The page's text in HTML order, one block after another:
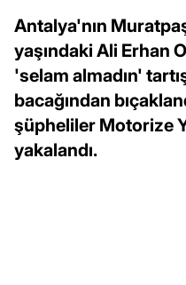
Antalya'nın
yaşındaki Ali Erhan
'selam almadın'
bacağından
şüpheliler Motorize
yakalandı.